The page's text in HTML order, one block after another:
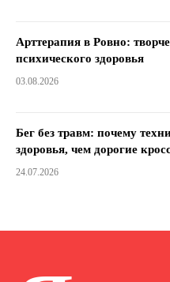
Арттерапия в Ровно:
психического здоровья
03.08.2026
Бег без травм: почему
здоровья, чем дорогие
24.07.2026